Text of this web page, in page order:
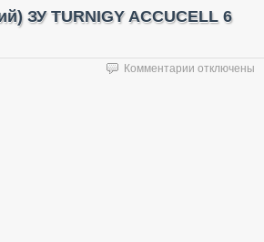
ЗУ TURNIGY ACCUCELL 6
Комментарии котключены